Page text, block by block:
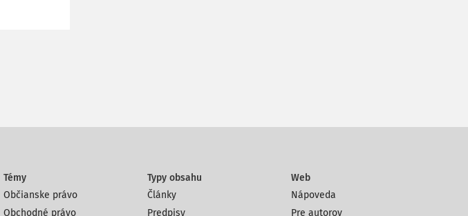
Témy
Občianske právo
Obchodné právo
Typy obsahu
Články
Predpisy
Web
Nápoveda
Pre autorov